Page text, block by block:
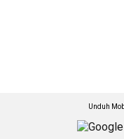
Unduh